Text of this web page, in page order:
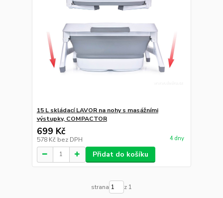
15 L skládací LAVOR na nohy s masážními
výstupky, COMPACTOR
699 Kč
578 Kč bez DPH 4 dny
Přidat do košíku
strana z 1